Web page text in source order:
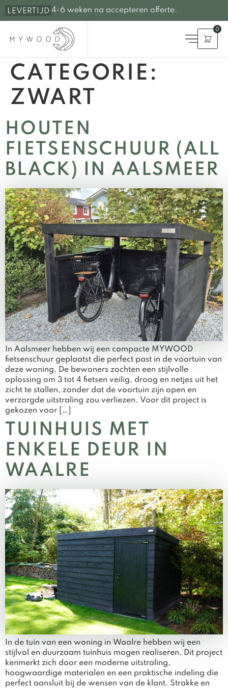
LEVERTIJD 4-6 weken na accepteren offerte.
0
CATEGORIE:
ZWART
HOUTEN
FIETSENSCHUUR (ALL
BLACK) IN AALSMEER
In Aalsmeer hebben wij een compacte MYWOOD
fietsenschuur geplaatst die perfect past in de voortuin van
deze woning. De bewoners zochten een stijlvolle
oplossing om 3 tot 4 fietsen veilig, droog en netjes uit het
zicht te stallen, zonder dat de voortuin zijn open en
verzorgde uitstraling zou verliezen. Voor dit project is
gekozen voor […]
TUINHUIS MET
ENKELE DEUR IN
WAALRE
In de tuin van een woning in Waalre hebben wij een
stijlvol en duurzaam tuinhuis mogen realiseren. Dit project
kenmerkt zich door een moderne uitstraling,
hoogwaardige materialen en een praktische indeling die
perfect aansluit bij de wensen van de klant. Strakke en